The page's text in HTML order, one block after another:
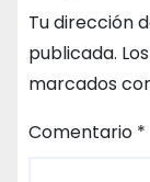
Tu dirección
publicada.
marcados
Comentario *